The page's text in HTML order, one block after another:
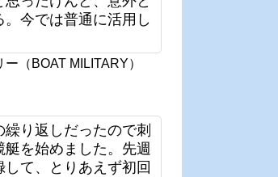
。今では普通に活用し
（BOAT MILITARY）
り返しだったので刺
艇を始めました。先週
て、とりあえず初回